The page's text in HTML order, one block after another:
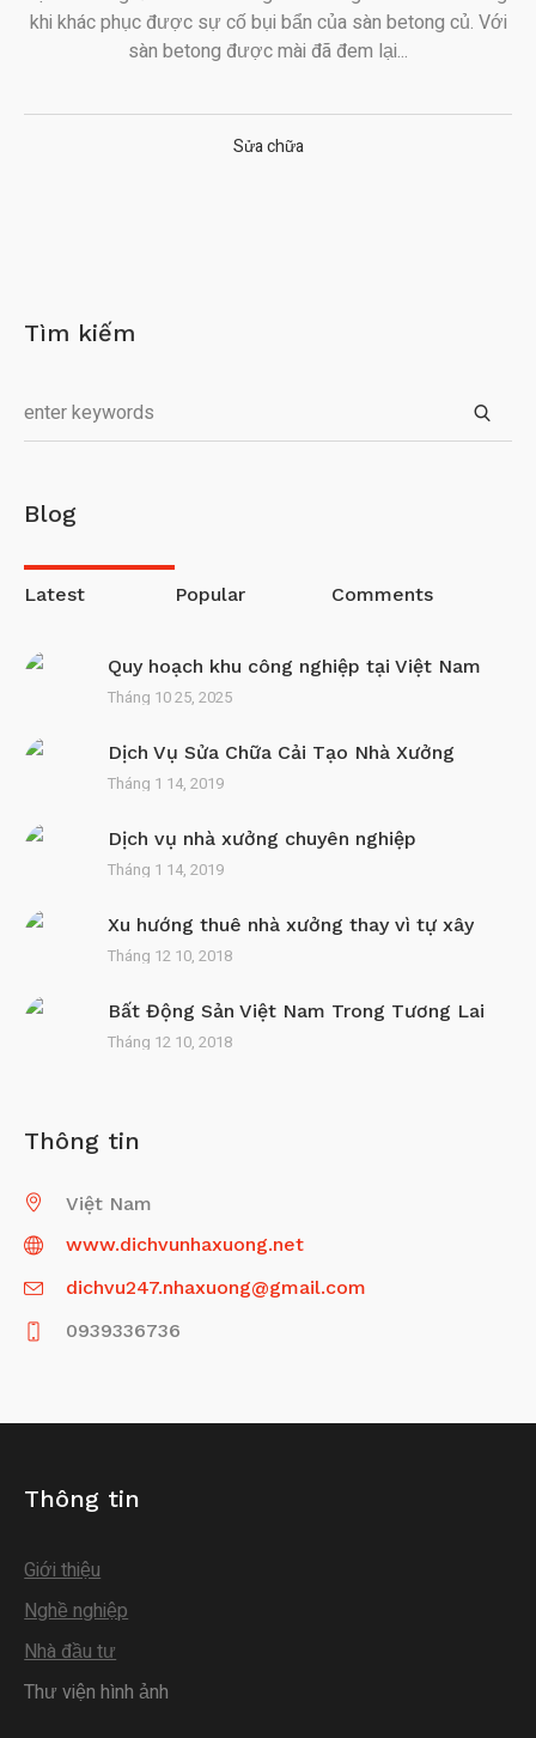
khi khác phục được sự cố bụi bẩn của sàn betong củ. Với
sàn betong được mài đã đem lại...
Sửa chữa
Tìm kiếm
Blog
Latest Popular Comments
Quy hoạch khu công nghiệp tại Việt Nam
Tháng 10 25, 2025
Dịch Vụ Sửa Chữa Cải Tạo Nhà Xưởng
Tháng 1 14, 2019
Dịch vụ nhà xưởng chuyên nghiệp
Tháng 1 14, 2019
Xu hướng thuê nhà xưởng thay vì tự xây
Tháng 12 10, 2018
Bất Động Sản Việt Nam Trong Tương Lai
Tháng 12 10, 2018
Thông tin
Việt Nam
www.dichvunhaxuong.net
dichvu247.nhaxuong@gmail.com
0939336736
Thông tin
Giới thiệu
Nghề nghiệp
Nhà đầu tư
Thư viện hình ảnh